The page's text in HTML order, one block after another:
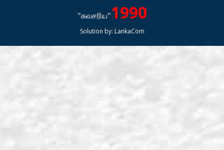
"சுவசரிய"1990
Solution by: LankaCom